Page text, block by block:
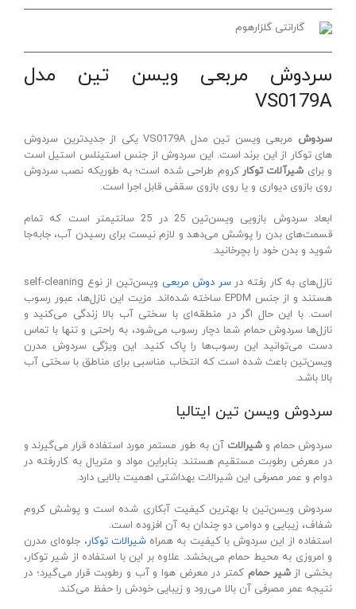
گارانتی گلزارهوم
سردوش مربعی ویسن تین مدل
VS0179A
سردوش
مربعی ویسن تین مدل VS0179A یکی از جدیدترین سردوش
های توکار از این برند است. این سردوش از جنس استینلس استیل است
و برای شیرآلات توکار کروم طراحی شده است؛ به طوریکه نصب سردوش
روی بازوی دیواری و یا روی بازوی سقفی قابل اجرا است.
ابعاد سردوش بازویی ویسن‌تین 25 در 25 سانتیمتر است که تمام
قسمت‌های بدن را پوشش می‌دهد و لازم نیست برای رسیدن آب، جابه‌جا
شوید و بدن خود را بچرخانید.
نازل‌های به کار رفته درسر دوش مربعی
ویسن‌تین از نوع self-cleaning
هستند و از جنس EPDM ساخته شده‌اند. مزیت این نازل‎‌ها، عبور رسوب
است. با این حال اگر در منطقه‌ای با سختی آب بالا زندگی می‌کنید و
نازل‌ها سردوش حمام شما دچار رسوب می‌شود، به راحتی و تنها با تماس
دست می‌توانید این رسوب‌ها را پاک کنید. این ویژگی سردوش مدرن
ویسن‌تین باعث شده است که انتخاب مناسبی برای مناطق با سختی آب
بالا باشد.
سردوش ویسن تین ایتالیا
سردوش حمام وشیرالات آن به طور مستمر مورد استفاده قرار می‌گیرند و
در معرض رطوبت مستقیم هستند. بنابراین مواد و متریال به کاررفته در
دوام و عمر مصرفی این شیرالات بهداشتی اهمیت بالایی دارد.
سردوش ویسن‌تین با بهترین کیفیت آبکاری شده است و پوشش کروم
شفاف، زیبایی و دوامی دو چندان به آن افزوده است.
استفاده از این سردوش با کیفیت به همراهشیرالات توکار، جلوه‌ای مدرن
و امروزی به محیط حمام می‌بخشد. علاوه بر این با استفاده از شیر توکار،
بخشی ازشیر حمام کمتر در معرض هوا و آب و رطوبت قرار می‌گیرد؛ در
نتیجه عمر مصرفی آن بالا می‌رود و زیبایی خودش را حفظ می‌کند.